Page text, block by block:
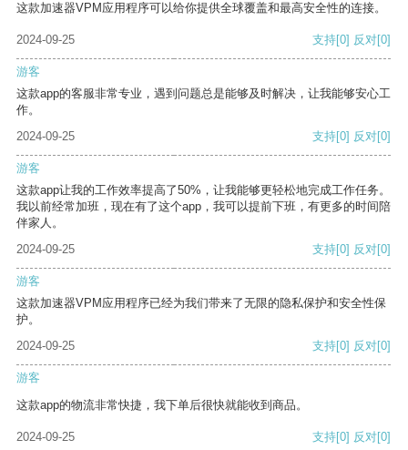
这款加速器VPM应用程序可以给你提供全球覆盖和最高安全性的连接。
2024-09-25 支持[0] 反对[0]
游客
这款app的客服非常专业，遇到问题总是能够及时解决，让我能够安心工
作。
2024-09-25
支持[0] 反对[0]
游客
这款app让我的工作效率提高了50%，让我能够更轻松地完成工作任务。
我以前经常加班，现在有了这个app，我可以提前下班，有更多的时间陪
伴家人。
2024-09-25
支持[0] 反对[0]
游客
这款加速器VPM应用程序已经为我们带来了无限的隐私保护和安全性保
护。
2024-09-25
支持[0] 反对[0]
游客
这款app的物流非常快捷，我下单后很快就能收到商品。
2024-09-25 支持[0] 反对[0]